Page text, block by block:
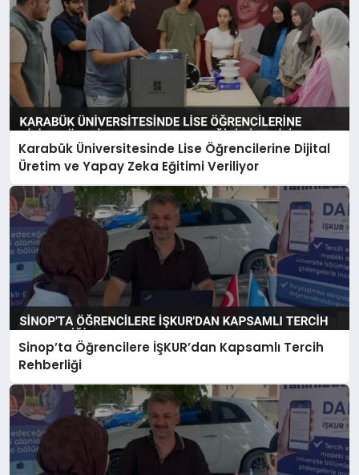
Karabük Üniversitesinde Lise Öğrencilerine Dijital
Üretim ve Yapay Zeka Eğitimi Veriliyor
Sinop’ta Öğrencilere İŞKUR’dan Kapsamlı Tercih
Rehberliği